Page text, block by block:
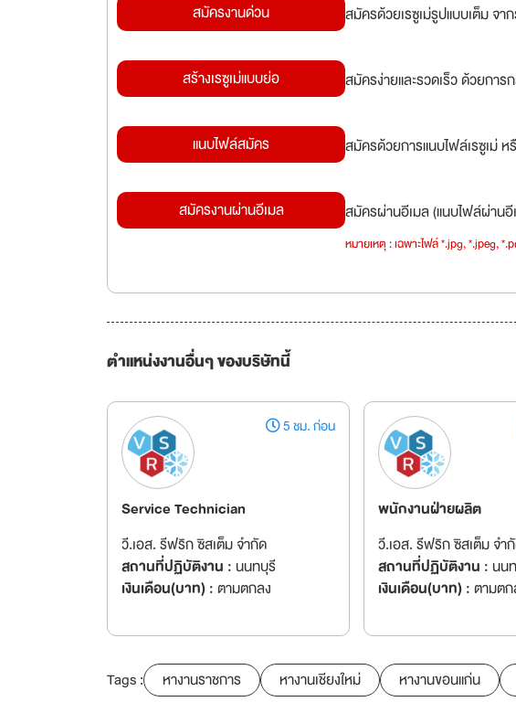
สมัครงานด่วน สมัครด้วยเรซูเม่รูปแบบเต็ม จ
สร้างเรซูเม่แบบย่อ สมัครง่ายและรวดเร็ว ด้วยกา
แนบไฟล์สมัคร สมัครด้วยการแนบไฟล์เรซูเม่
สมัครงานผ่านอีเมล สมัครผ่านอีเมล (แนบไฟล์ผ่านอี
หมายเหตุ : เฉพาะไฟล์ *.jpg, *.jpeg,
ตำแหน่งงานอื่นๆ ของบริษัทนี้
5 ชม. ก่อน
Service Technician
วี.เอส. รีฟริก ซิสเต็ม จำกัด
สถานที่ปฏิบัติงาน : นนทบุรี
เงินเดือน(บาท) :ตามตกลง
พนักงานฝ่ายผลิต
วี.เอส. รีฟริก ซิสเต็ม จำ
สถานที่ปฏิบัติงาน : นน
เงินเดือน(บาท) :ตามต
Tags : หางานราชการ หางานเชียงใหม่ หางานขอนแก่น